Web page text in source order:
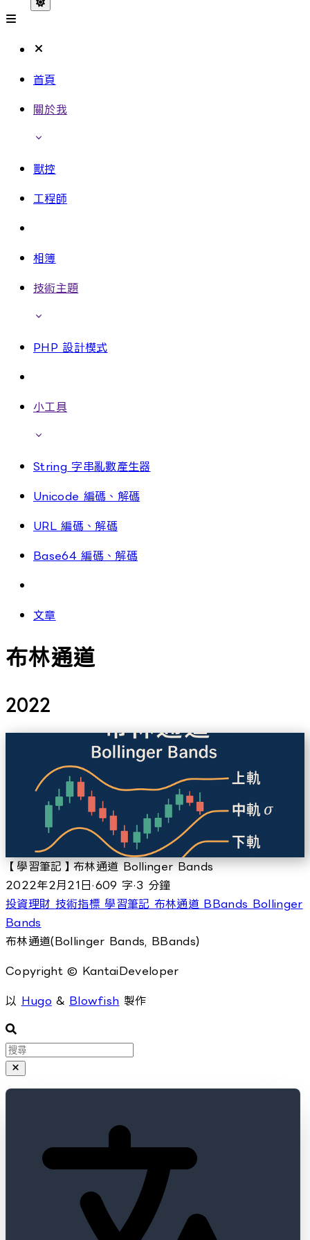
首頁
關於我
獸控
工程師
相簿
技術主題
PHP 設計模式
小工具
String 字串亂數產生器
Unicode 編碼、解碼
URL 編碼、解碼
Base64 編碼、解碼
文章
布林通道
2022
【學習筆記】布林通道 Bollinger Bands
2022年2月21日·609 字·3 分鐘
投資理財技術指標學習筆記布林通道BBandsBollinger
Bands
布林通道(Bollinger Bands, BBands)
Copyright © KantaiDeveloper
以Hugo&Blowfish製作